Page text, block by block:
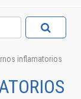
inflamatorios